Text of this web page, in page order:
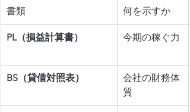
書類 何を示すか
PL（損益計算書） 今期の稼ぐ力
BS（貸借対照表）
会社の財務体
質